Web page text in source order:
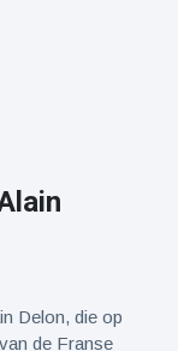
Delon, die op
de Franse